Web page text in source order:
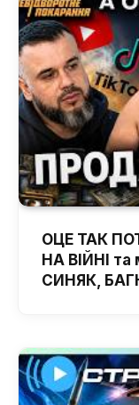
ОЦЕ ТАК
НА ВІЙНІ
СИНЯК,